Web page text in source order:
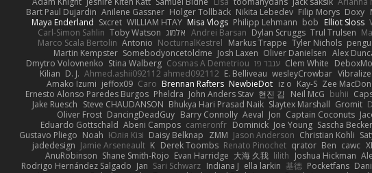
Bart Paul Dujardin Anilene Gassner Holger Tollbäck Nikita Lebedev Filip Morys Doxy
Maya Enderland Sxcret WILLIAM HTAY Misa Vlogs Philipp Lehmann bob Elliot Sloss
Carl-Simon Sahlin Toby Watson אלמוג Andrei Barsan Dylan Scruggs Trul Trulsen
Marco Scala Bertolin Antonio NocturnalKestrel Markus Trappe Tyler Nichols
Martin Kempster Somebodyoncetoldme Josh Laxen Oliver Danielsen Alex
Dmytro Volovnenko Stina Walberg Cosmas A Demetriou ענבר פז Clem White
Kilian D. J. Ahmed.ashii092112 ahmed092112 E. Belliveau wesleyCrowbar
Amako Izumi jeffox09 Caro Brennan Rafters NewbieDot iz o Kay-S Zee
Ernesto Alonso Paredes Burgos Pheldra John Anders Stav 현진 김 Neil McG buhii
Jake Ruesch Steve CHAUDANSON Bhukya Hari Prasad Naik Slaytex Marshall Gromit
Oliver Frost DancingDeadGuy Barry Connolly Aeval Jon Captain Coconuts
Eduardo Gottschald Abeni Campos cameronfr Dominick Joe Young Sascha Becker
Gustavo Pliego Noah Юлія Кізі Daisy Belknap ZMM Jason Anderson Christian Kohli
jadedesign Jamie Arseneault K Derek Toombs Renato Pinochet qrator Ben cawc
AnuRobinson Shane Smith-Rojo Evan Harridge 大海 久我 lilith Joshua Hickman
Rodrigo Hernández Salgado Jan Sari Schwarz Indiana J ella larkin 基德 Pocketfans